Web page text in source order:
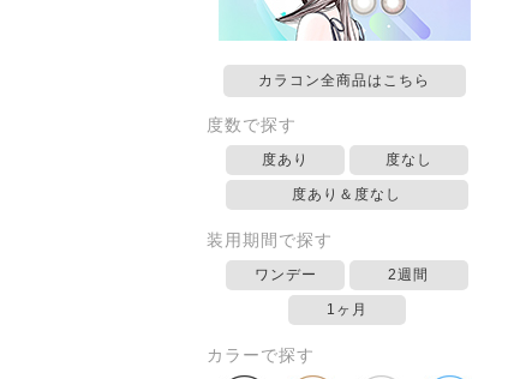
カラコン全商品はこちら
度数で探す
度あり 度なし
度あり＆度なし
装用期間で探す
ワンデー 2週間
1ヶ月
カラーで探す